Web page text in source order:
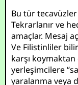
Bu tür tecavüzler
Tekrarlanır ve
amaçlar. Mesaj
Ve Filistinliler
karşı koymaktan
yerleşimcilere
yaralanma veya